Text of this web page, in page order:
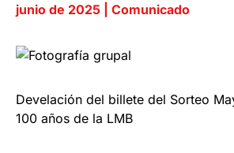
junio de 2025 | Comunicado
Develación del billete del Sorteo
100 años de la LMB